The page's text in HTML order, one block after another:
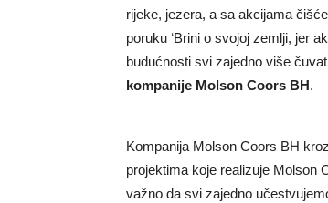
rijeke, jezera, a sa akcijama
poruku ‘Brini o svojoj zemlji, jer
budućnosti svi zajedno više
kompanije Molson Coors BH.
Kompanija Molson Coors BH
projektima koje realizuje Molson
važno da svi zajedno